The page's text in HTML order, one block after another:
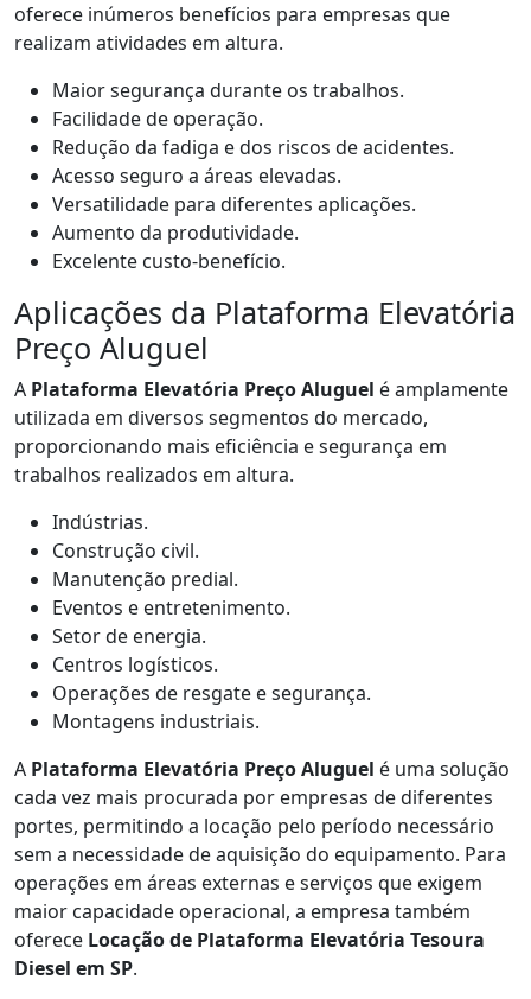
oferece inúmeros benefícios para empresas que
realizam atividades em altura.
Maior segurança durante os trabalhos.
Facilidade de operação.
Redução da fadiga e dos riscos de acidentes.
Acesso seguro a áreas elevadas.
Versatilidade para diferentes aplicações.
Aumento da produtividade.
Excelente custo-benefício.
Aplicações da Plataforma Elevatória
Preço Aluguel
A Plataforma Elevatória Preço Aluguel é amplamente
utilizada em diversos segmentos do mercado,
proporcionando mais eficiência e segurança em
trabalhos realizados em altura.
Indústrias.
Construção civil.
Manutenção predial.
Eventos e entretenimento.
Setor de energia.
Centros logísticos.
Operações de resgate e segurança.
Montagens industriais.
A Plataforma Elevatória Preço Aluguel é uma solução
cada vez mais procurada por empresas de diferentes
portes, permitindo a locação pelo período necessário
sem a necessidade de aquisição do equipamento. Para
operações em áreas externas e serviços que exigem
maior capacidade operacional, a empresa também
oferece Locação de Plataforma Elevatória Tesoura
Diesel em SP.